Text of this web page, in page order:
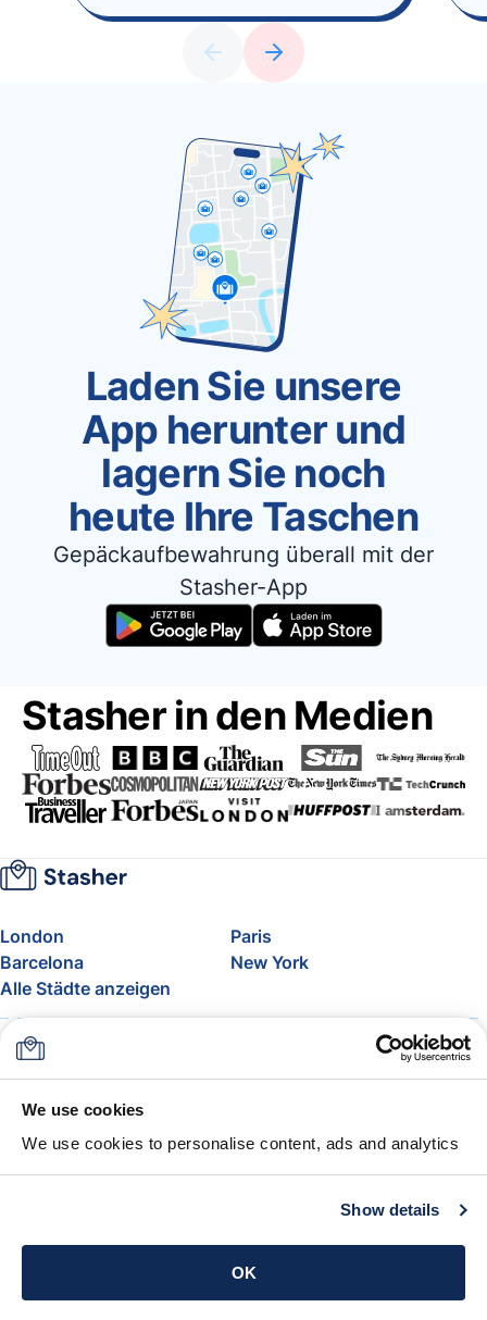
We use cookies
We use cookies to personalise content, ads and analytics
Show details
OK
Laden Sie unsere
App herunter und
lagern Sie noch
heute Ihre Taschen
Gepäckaufbewahrung überall mit der
Stasher-App
Stasher in den Medien
London
Paris
Barcelona
New York
Alle Städte anzeigen
Über uns
FAQ
Support
Blog
Freigepäck bei Airlines
Die Stasher-Garantie
AGB
App holen